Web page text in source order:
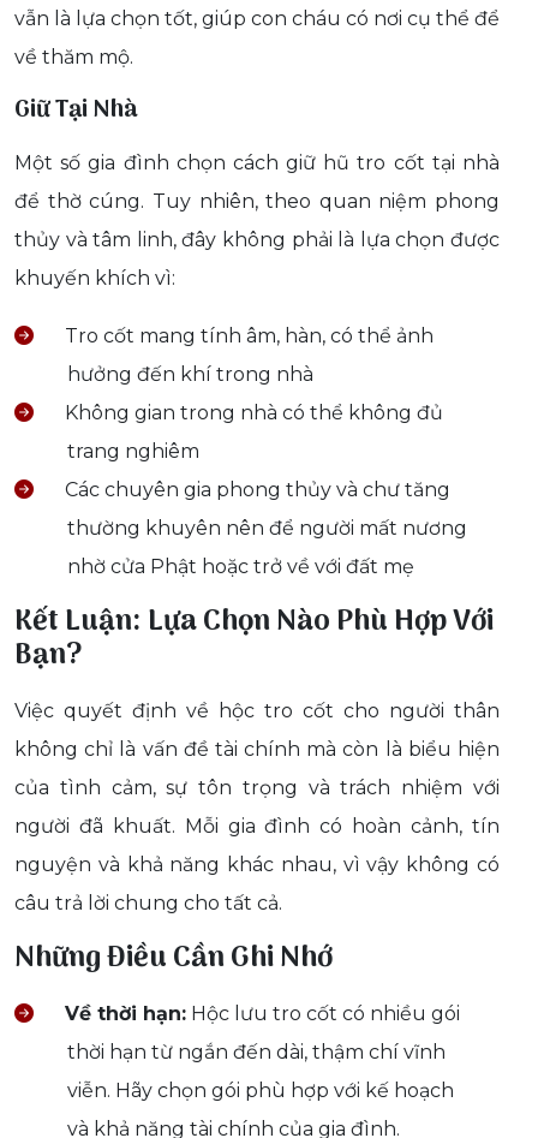
vẫn là lựa chọn tốt, giúp con cháu có nơi cụ thể để
về thăm mộ.
Giữ Tại Nhà
Một số gia đình chọn cách giữ hũ tro cốt tại nhà
để thờ cúng. Tuy nhiên, theo quan niệm phong
thủy và tâm linh, đây không phải là lựa chọn được
khuyến khích vì:
Tro cốt mang tính âm, hàn, có thể ảnh
hưởng đến khí trong nhà
Không gian trong nhà có thể không đủ
trang nghiêm
Các chuyên gia phong thủy và chư tăng
thường khuyên nên để người mất nương
nhờ cửa Phật hoặc trở về với đất mẹ
Kết Luận: Lựa Chọn Nào Phù Hợp Với
Bạn?
Việc quyết định về hộc tro cốt cho người thân
không chỉ là vấn đề tài chính mà còn là biểu hiện
của tình cảm, sự tôn trọng và trách nhiệm với
người đã khuất. Mỗi gia đình có hoàn cảnh, tín
nguyện và khả năng khác nhau, vì vậy không có
câu trả lời chung cho tất cả.
Những Điều Cần Ghi Nhớ
Về thời hạn: Hộc lưu tro cốt có nhiều gói
thời hạn từ ngắn đến dài, thậm chí vĩnh
viễn. Hãy chọn gói phù hợp với kế hoạch
và khả năng tài chính của gia đình.